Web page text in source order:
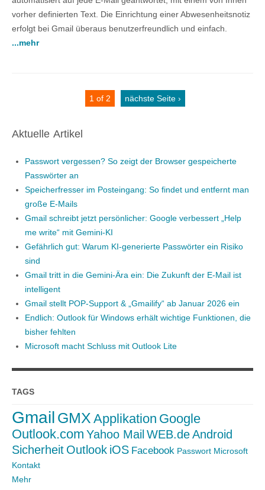
vorher definierten Text. Die Einrichtung einer Abwesenheitsnotiz
erfolgt bei Gmail überaus benutzerfreundlich und einfach.
...mehr
1 of 2 nächste Seite ›
Aktuelle Artikel
Passwort vergessen? So zeigt der Browser gespeicherte
Passwörter an
Speicherfresser im Posteingang: So findet und entfernt man
große E-Mails
Gmail schreibt jetzt persönlicher: Google verbessert „Help
me write“ mit Gemini-KI
Gefährlich gut: Warum KI-generierte Passwörter ein Risiko
sind
Gmail tritt in die Gemini-Ära ein: Die Zukunft der E-Mail ist
intelligent
Gmail stellt POP-Support & „Gmailify“ ab Januar 2026 ein
Endlich: Outlook für Windows erhält wichtige Funktionen, die
bisher fehlten
Microsoft macht Schluss mit Outlook Lite
TAGS
Gmail GMX Applikation Google
Outlook.com Yahoo Mail WEB.deAndroid
Sicherheit Outlook iOS Facebook Passwort Microsoft
Kontakt
Mehr